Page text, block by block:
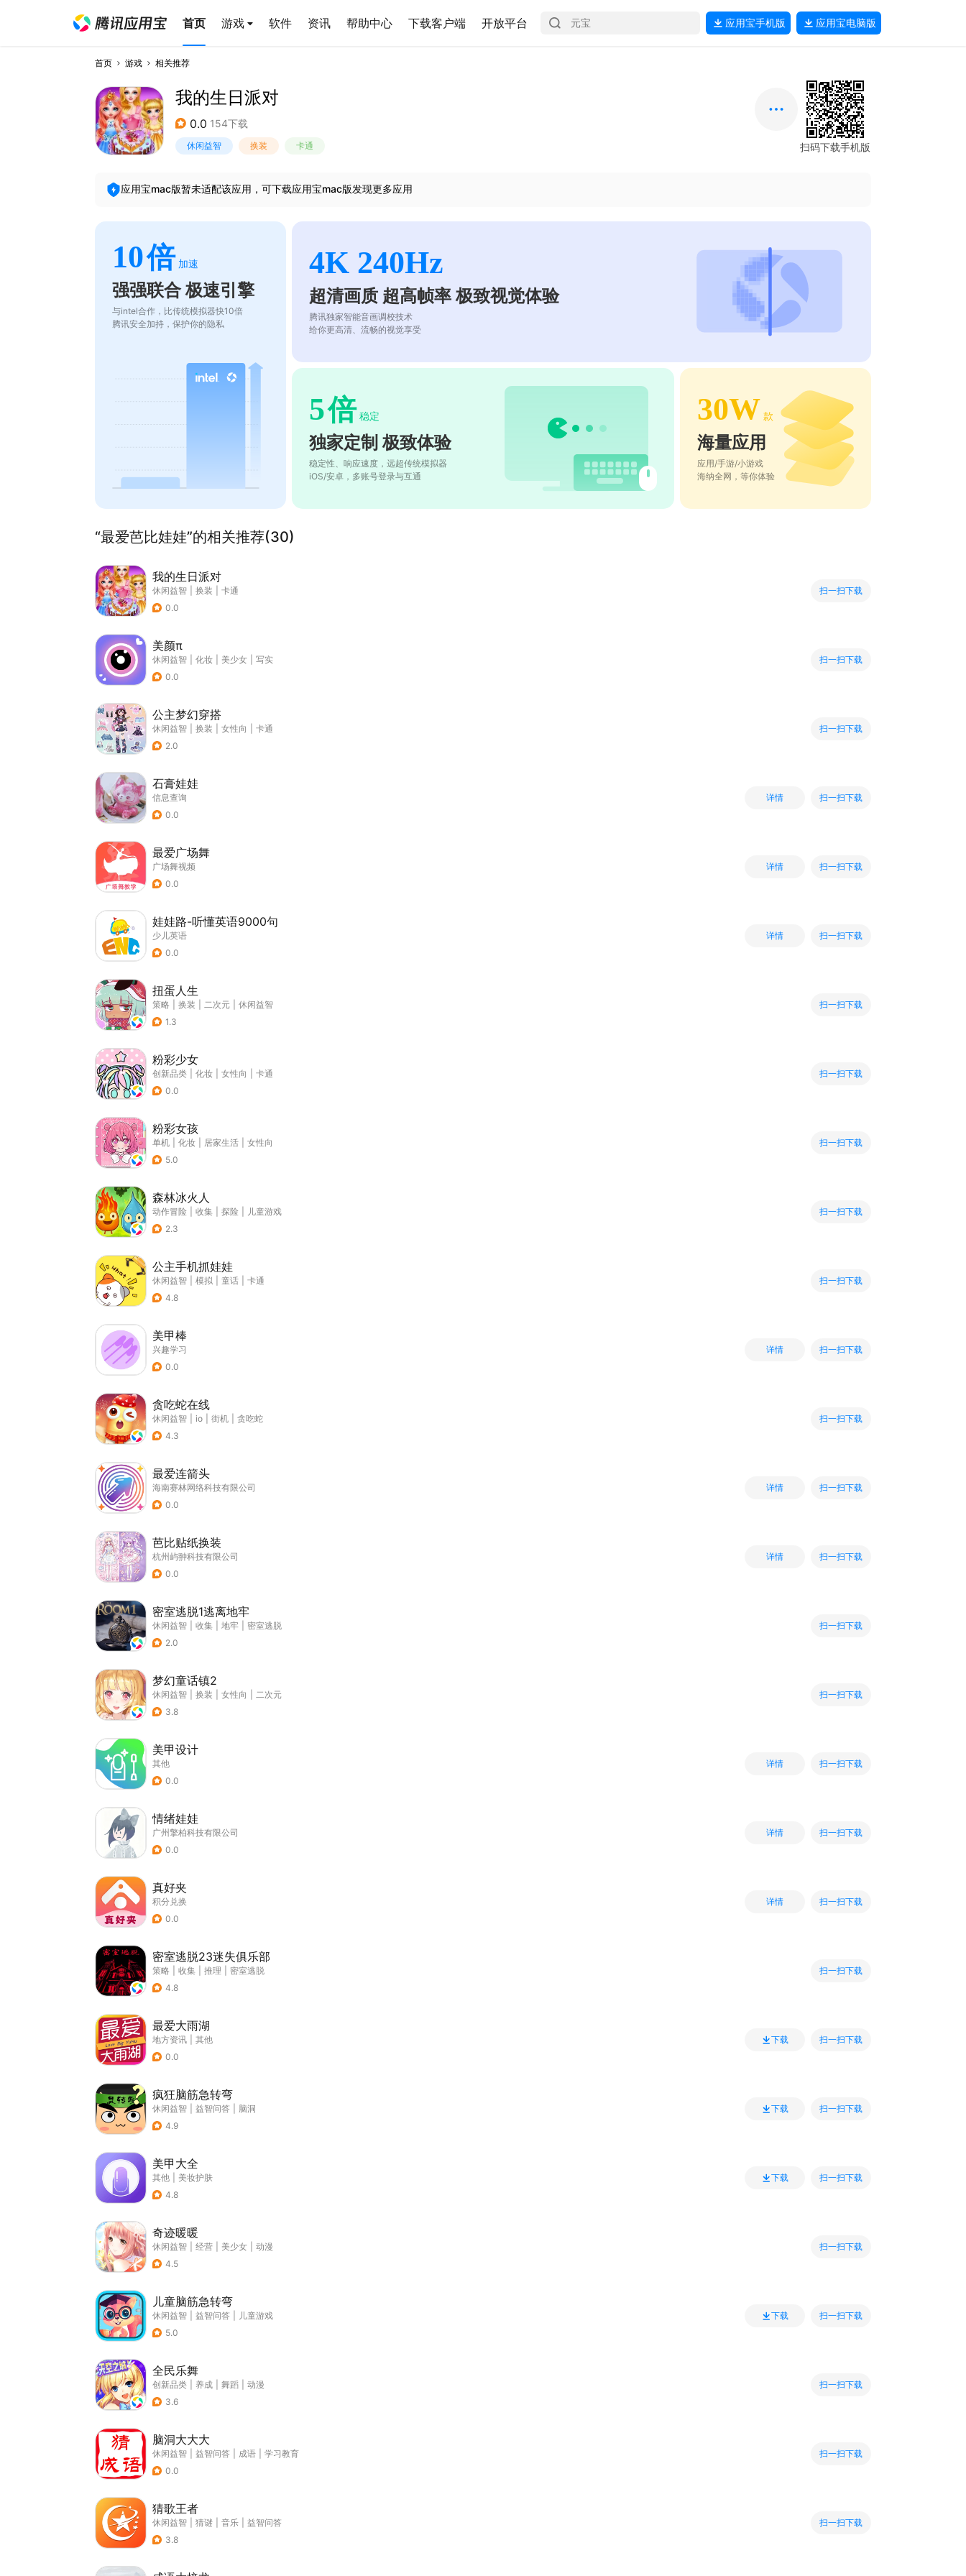
首页 游戏 软件 资讯 帮助中心 下载客户端 开放平台 应用宝手机版 应用宝电脑版
首页 游戏 相关推荐
我的生日派对
0.0 154下载
休闲益智 换装 卡通 扫码下载手机版
应用宝mac版暂未适配该应用，可下载应用宝mac版发现更多应用
10倍 加速
强强联合 极速引擎
与intel合作，比传统模拟器快10倍
腾讯安全加持，保护你的隐私
4K 240Hz
超清画质 超高帧率 极致视觉体验
腾讯独家智能音画调校技术
给你更高清、流畅的视觉享受
5倍 稳定
独家定制 极致体验
稳定性、响应速度，远超传统模拟器
iOS/安卓，多账号登录与互通
30W 款
海量应用
应用/手游/小游戏
海纳全网，等你体验
“最爱芭比娃娃”的相关推荐(30)
我的生日派对
休闲益智 换装
卡通
0.0
扫一扫下载
美颜π
休闲益智 化妆 美少女
写实
0.0
扫一扫下载
公主梦幻穿搭
休闲益智 换装 女性向
卡通
2.0
扫一扫下载
石膏娃娃
信息查询
0.0
详情 扫一扫下载
最爱广场舞
广场舞视频
0.0
详情 扫一扫下载
娃娃路-听懂英语9000句
少儿英语
0.0
详情 扫一扫下载
扭蛋人生
策略 换装 二次元
休闲益智
1.3
扫一扫下载
粉彩少女
创新品类 化妆 女性向
卡通
0.0
扫一扫下载
粉彩女孩
单机 化妆 居家生活
女性向
5.0
扫一扫下载
森林冰火人
动作冒险 收集 探险
儿童游戏
2.3
扫一扫下载
公主手机抓娃娃
休闲益智 模拟 童话
卡通
4.8
扫一扫下载
美甲棒
兴趣学习
0.0
详情 扫一扫下载
贪吃蛇在线
休闲益智 io 街机
贪吃蛇
4.3
扫一扫下载
最爱连箭头
海南赛林网络科技有限公司
0.0
详情 扫一扫下载
芭比贴纸换装
杭州屿翀科技有限公司
0.0
详情 扫一扫下载
密室逃脱1逃离地牢
休闲益智 收集 地牢
密室逃脱
2.0
扫一扫下载
梦幻童话镇2
休闲益智 换装 女性向
二次元
3.8
扫一扫下载
美甲设计
其他
0.0
详情 扫一扫下载
情绪娃娃
广州擎柏科技有限公司
0.0
详情 扫一扫下载
真好夹
积分兑换
0.0
详情 扫一扫下载
密室逃脱23迷失俱乐部
策略 收集 推理
密室逃脱
4.8
扫一扫下载
最爱大雨湖
地方资讯
其他
0.0
下载 扫一扫下载
疯狂脑筋急转弯
休闲益智 益智问答
脑洞
4.9
下载 扫一扫下载
美甲大全
其他
美妆护肤
4.8
下载 扫一扫下载
奇迹暖暖
休闲益智 经营 美少女
动漫
4.5
扫一扫下载
儿童脑筋急转弯
休闲益智 益智问答
儿童游戏
5.0
下载 扫一扫下载
全民乐舞
创新品类 养成 舞蹈
动漫
3.6
扫一扫下载
脑洞大大大
休闲益智 益智问答 成语
学习教育
0.0
扫一扫下载
猜歌王者
休闲益智 猜谜 音乐
益智问答
3.8
扫一扫下载